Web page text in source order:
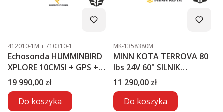
Kod produktu
412010-1M + 710310-1
Echosonda HUMMINBIRD
XPLORE 10CMSI + GPS +
MEGA LIVE2
Cena
19 990,00 zł
Do koszyka
Kod produktu
MK-1358380M
MINN KOTA TERROVA 80
lbs 24V 60" SILNIK
ELEKTRYCZNY
Cena
11 290,00 zł
Do koszyka